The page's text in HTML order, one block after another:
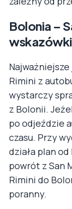
Bolonia –
Rimini z
wystarczy
z Bolonii.
po odjeździe
czasu. Przy
działa plan
powrót z San
Rimini do
poranny.